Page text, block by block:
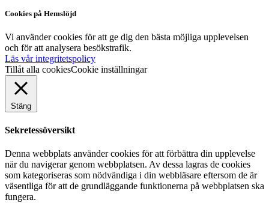
Cookies på Hemslöjd
Vi använder cookies för att ge dig den bästa möjliga upplevelsen
och för att analysera besökstrafik.
Läs vår integritetspolicy
Tillåt alla cookiesCookie inställningar
Stäng
Sekretessöversikt
Denna webbplats använder cookies för att förbättra din upplevelse
när du navigerar genom webbplatsen. Av dessa lagras de cookies
som kategoriseras som nödvändiga i din webbläsare eftersom de är
väsentliga för att de grundläggande funktionerna på webbplatsen ska
fungera.